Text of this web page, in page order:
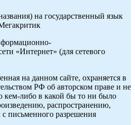
на государственный язык
«Интернет» (для сетевого
на данном сайте, охраняется в
РФ об авторском праве и не
кем-либо в какой бы то ни было
распространению,
с письменного разрешения